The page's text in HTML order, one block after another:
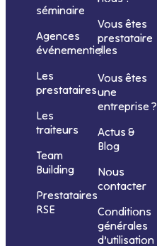
séminaire
Agences
événementielles
Les
prestataires
Les
traiteurs
Team
Building
Prestataires
RSE
Vous êtes
prestataire
?
Vous êtes
une
entreprise ?
Actus &
Blog
Nous
contacter
Conditions
générales
d’utilisation